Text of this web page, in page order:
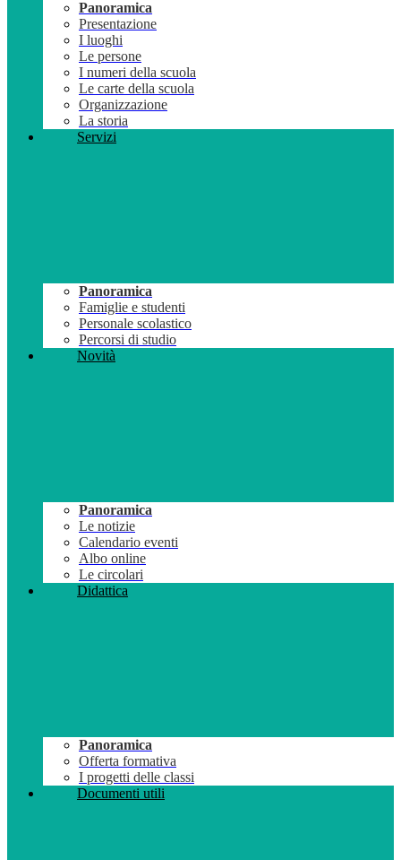
Panoramica
Presentazione
I luoghi
Le persone
I numeri della scuola
Le carte della scuola
Organizzazione
La storia
Servizi
Panoramica
Famiglie e studenti
Personale scolastico
Percorsi di studio
Novità
Panoramica
Le notizie
Calendario eventi
Albo online
Le circolari
Didattica
Panoramica
Offerta formativa
I progetti delle classi
Documenti utili